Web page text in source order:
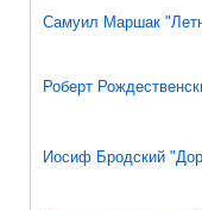
Самуил Маршак
Роберт
Иосиф Бродский